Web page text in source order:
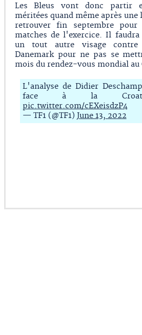
Les Bleus vont donc partir
méritées quand même après une
retrouver fin septembre pour
matches de l'exercice. Il
un tout autre visage
Danemark pour ne pas se
mois du rendez-vous mondial au
L'analyse de Didier
face à la
pic.twitter.com/cEXeisdzP4
— TF1 (@TF1) June 13, 2022